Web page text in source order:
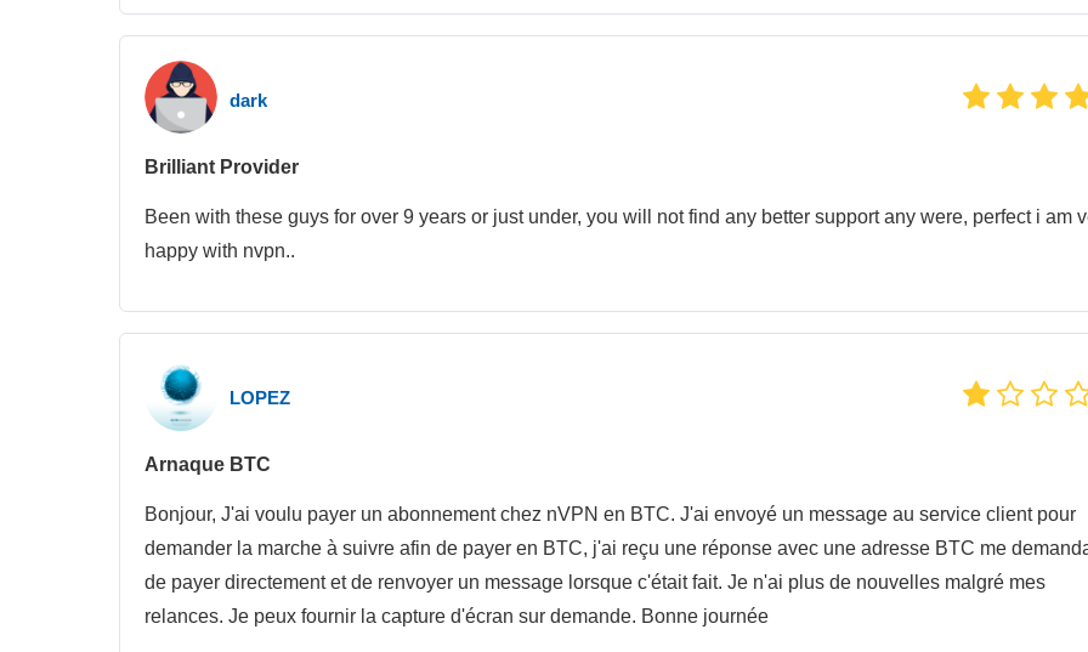
dark
Brilliant Provider
Been with these guys for over 9 years or just under, you will not find any better support any were, perfect i am
happy with nvpn..
LOPEZ
Arnaque BTC
Bonjour, J'ai voulu payer un abonnement chez nVPN en BTC. J'ai envoyé un message au service client pour
demander la marche à suivre afin de payer en BTC, j'ai reçu une réponse avec une adresse BTC me
de payer directement et de renvoyer un message lorsque c'était fait. Je n'ai plus de nouvelles malgré mes
relances. Je peux fournir la capture d'écran sur demande. Bonne journée